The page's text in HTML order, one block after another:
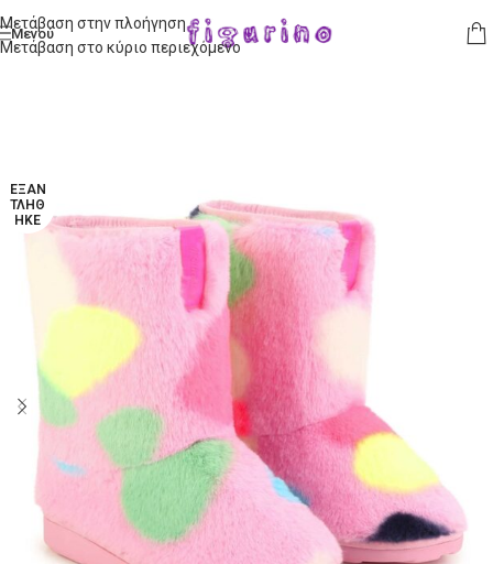
Μετάβαση στην πλοήγηση
Μετάβαση στο κύριο περιεχόμενο
Μενού
ΕΞΑΝ
ΤΛΉΘ
ΗΚΕ